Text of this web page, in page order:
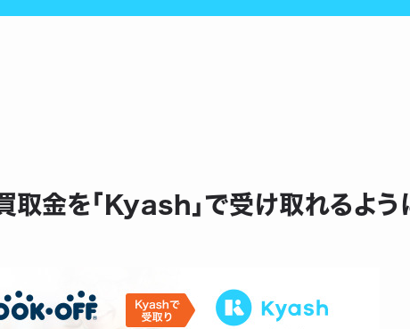
取金を「Kyash」で受け取れるよう